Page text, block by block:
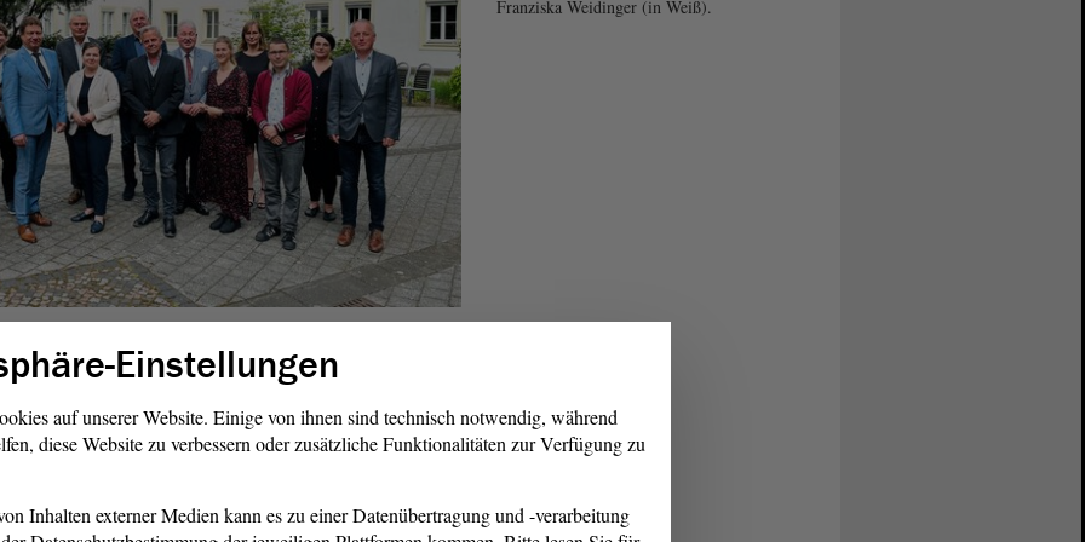
Franziska Weidinger (in Weiß).
motivierter Straftaten in Deutschland sei ungebrochen.
Anhalt zu“, heißt es im Selbstbefassungsantrag der
der Justizministerinnen und Justizminister habe sich
antisemitisch motivierter Straftaten befasst. Hierbei
die Einsetzung von Antisemitismusbeauftragten bei den
Staatsanwaltschaften ausdrücklich begrüßt.
Einstellungen
auf unserer Website. Einige von ihnen sind technisch notwendig, während
diese Website zu verbessern oder zusätzliche Funktionalitäten zur Verfügung zu
Inhalten externer Medien kann es zu einer Datenübertragung und -verarbeitung